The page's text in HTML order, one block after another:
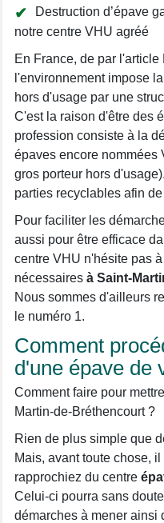
Destruction d’épave
notre centre VHU agréé
En France, de par
l'environnement impose
hors d'usage par une
C'est la raison d'être des
profession consiste à la
épaves encore nommées
gros porteur hors
parties recyclables afin
Pour faciliter les
aussi pour être efficace
centre VHU n'hésite pas
nécessaires à Saint-
Nous sommes d'ailleurs
le numéro 1.
Comment
d'une épave de
Comment faire pour
Martin-de-Bréthencourt ?
Rien de plus simple que
Mais, avant toute chose,
rapprochiez du centre
Celui-ci pourra sans
démarches à mener ainsi